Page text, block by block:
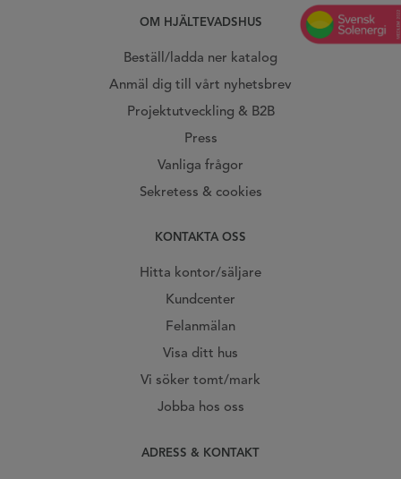
OM HJÄLTEVADSHUS
Beställ/ladda ner katalog
Anmäl dig till vårt nyhetsbrev
Projektutveckling & B2B
Press
Vanliga frågor
Sekretess & cookies
KONTAKTA OSS
Hitta kontor/säljare
Kundcenter
Felanmälan
Visa ditt hus
Vi söker tomt/mark
Jobba hos oss
ADRESS & KONTAKT